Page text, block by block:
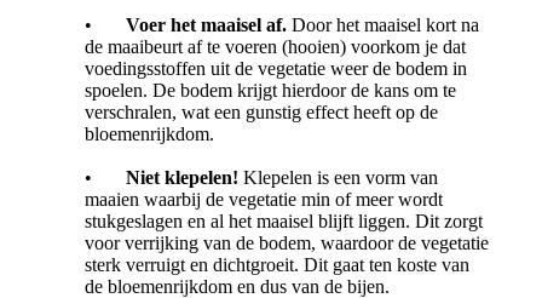
• Voer het maaisel af. Door het maaisel kort na
de maaibeurt af te voeren (hooien) voorkom je dat
voedingsstoffen uit de vegetatie weer de bodem in
spoelen. De bodem krijgt hierdoor de kans om te
verschralen, wat een gunstig effect heeft op de
bloemenrijkdom.
• Niet klepelen! Klepelen is een vorm van
maaien waarbij de vegetatie min of meer wordt
stukgeslagen en al het maaisel blijft liggen. Dit zorgt
voor verrijking van de bodem, waardoor de vegetatie
sterk verruigt en dichtgroeit. Dit gaat ten koste van
de bloemenrijkdom en dus van de bijen.